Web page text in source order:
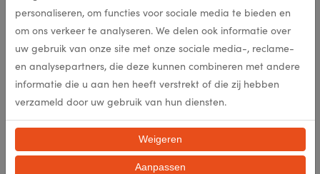
Punten per m2 Flatweave
Poolhoogte (mm) Flatweave
Flatweave
Samenstelling 100% Wol
personaliseren, om functies voor sociale media te bieden en
om ons verkeer te analyseren. We delen ook informatie over
uw gebruik van onze site met onze sociale media-, reclame-
en analysepartners, die deze kunnen combineren met andere
informatie die u aan hen heeft verstrekt of die zij hebben
verzameld door uw gebruik van hun diensten.
Weigeren
Aanpassen